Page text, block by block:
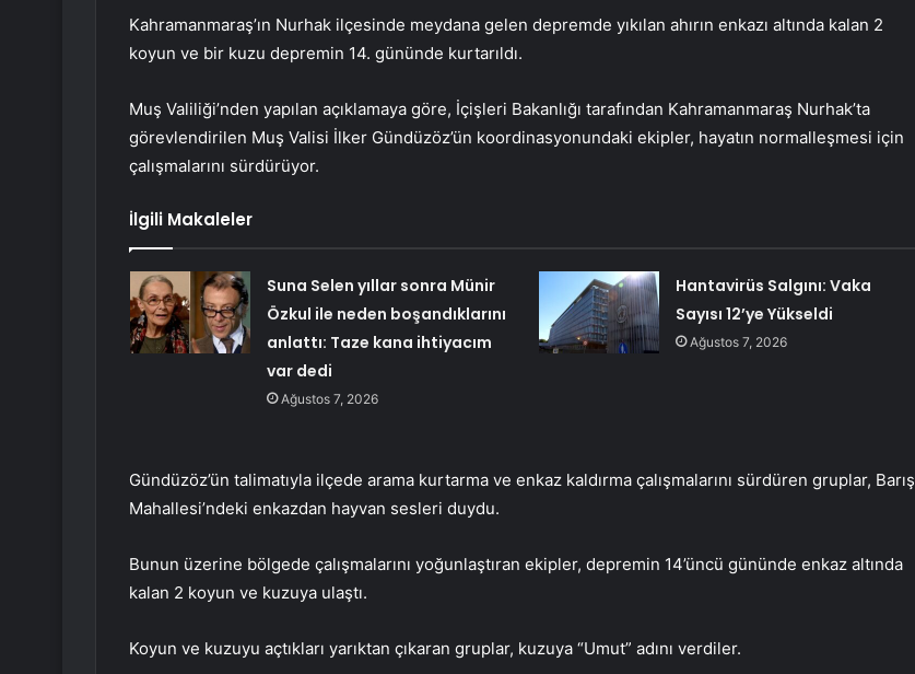
Kahramanmaraş’ın Nurhak ilçesinde meydana gelen depremde yıkılan ahırın enkazı altında kalan 2
koyun ve bir kuzu depremin 14. gününde kurtarıldı.
Muş Valiliği’nden yapılan açıklamaya göre, İçişleri Bakanlığı tarafından Kahramanmaraş Nurhak’ta
görevlendirilen Muş Valisi İlker Gündüzöz’ün koordinasyonundaki ekipler, hayatın normalleşmesi için
çalışmalarını sürdürüyor.
İlgili Makaleler
Suna Selen yıllar sonra Münir
Özkul ile neden boşandıklarını
anlattı: Taze kana ihtiyacım
var dedi
Ağustos 7, 2026
Hantavirüs Salgını: Vaka
Sayısı 12’ye Yükseldi
Ağustos 7, 2026
Gündüzöz’ün talimatıyla ilçede arama kurtarma ve enkaz kaldırma çalışmalarını sürdüren gruplar, Barış
Mahallesi’ndeki enkazdan hayvan sesleri duydu.
Bunun üzerine bölgede çalışmalarını yoğunlaştıran ekipler, depremin 14’üncü gününde enkaz altında
kalan 2 koyun ve kuzuya ulaştı.
Koyun ve kuzuyu açtıkları yarıktan çıkaran gruplar, kuzuya “Umut” adını verdiler.